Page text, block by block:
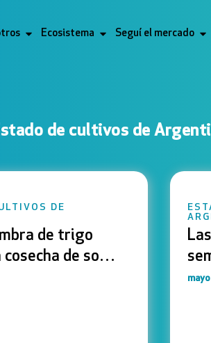
Ecosistema Seguí el mercado
de cultivos de
DE
de trigo
de soja
final
de